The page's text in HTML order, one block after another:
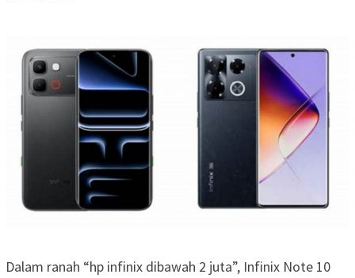
Dalam ranah “hp infinix dibawah 2 juta”, Infinix Note 10